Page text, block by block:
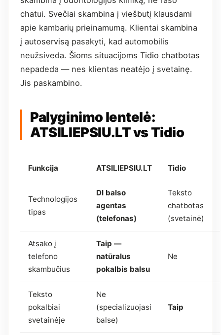
chatui. Svečiai skambina į viešbutį klausdami
apie kambarių prieinamumą. Klientai skambina
į autoservisą pasakyti, kad automobilis
neužsiveda. Šioms situacijoms Tidio chatbotas
nepadeda — nes klientas neatėjo į svetainę.
Jis paskambino.
Palyginimo lentelė:
ATSILIEPSIU.LT vs Tidio
Funkcija ATSILIEPSIU.LT Tidio
Technologijos
tipas
DI balso
agentas
(telefonas)
Teksto
chatbotas
(svetainė)
Atsako į
telefono
skambučius
Taip —
natūralus
pokalbis balsu
Ne
Teksto
pokalbiai
svetainėje
Ne
(specializuojasi
balse)
Taip